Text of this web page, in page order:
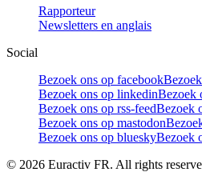
Rapporteur
Newsletters en anglais
Social
Bezoek ons op facebook
Bezoek ons op linkedinBezoek
Bezoek ons op rss-feedBezoek
Bezoek ons op mastodon
Bezoek ons op blueskyBezoek
© 2026 Euractiv FR. All rights